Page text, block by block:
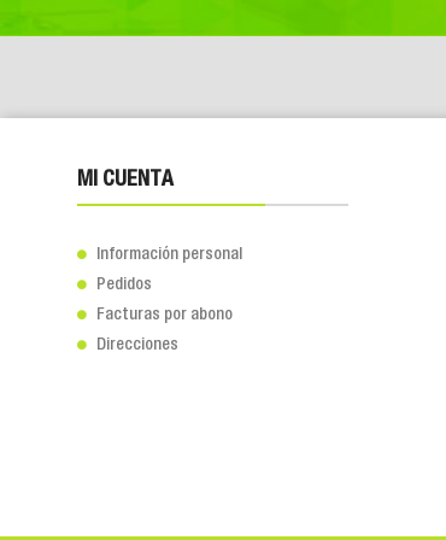
MI CUENTA
 Información personal
 Pedidos
 Facturas por abono
 Direcciones